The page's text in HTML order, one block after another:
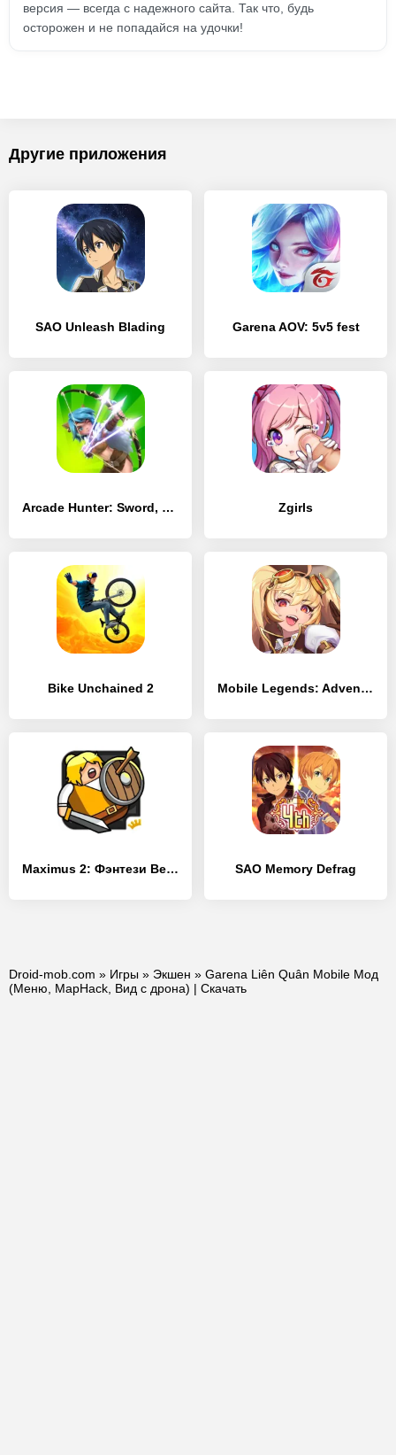
версия — всегда с надежного сайта. Так что, будь
осторожен и не попадайся на удочки!
Другие приложения
SAO Unleash Blading Garena AOV: 5v5 fest
Arcade Hunter: Sword, Gun, and Magic Zgirls
Bike Unchained 2 Mobile Legends: Adventure
Maximus 2: Фэнтези Beat Em Up! SAO Memory Defrag
Droid-mob.com » Игры » Экшен » Garena Liên Quân Mobile Мод
(Меню, MapHack, Вид с дрона) | Скачать